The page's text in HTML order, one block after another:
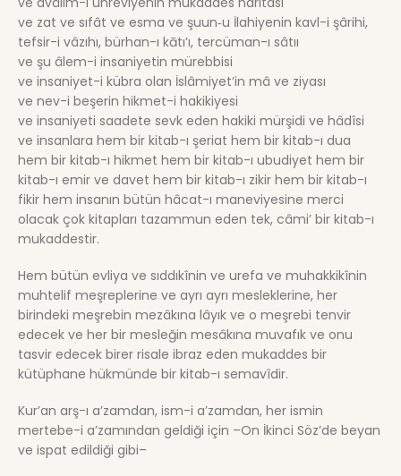
ve zat ve sıfât ve esma ve şuun‑u İlahiyenin kavl-i şârihi,
tefsir-i vâzıhı, bürhan-ı kātı’ı, tercüman-ı sâtıı
ve şu âlem-i insaniyetin mürebbisi
ve insaniyet-i kübra olan İslâmiyet’in mâ ve ziyası
ve nev-i beşerin hikmet-i hakikiyesi
ve insaniyeti saadete sevk eden hakiki mürşidi ve hâdîsi
ve insanlara hem bir kitab-ı şeriat hem bir kitab-ı dua
hem bir kitab-ı hikmet hem bir kitab-ı ubudiyet hem bir
kitab-ı emir ve davet hem bir kitab-ı zikir hem bir kitab-ı
fikir hem insanın bütün hâcat-ı maneviyesine merci
olacak çok kitapları tazammun eden tek, câmi’ bir kitab-ı
mukaddestir.
Hem bütün evliya ve sıddıkînin ve urefa ve muhakkikînin
muhtelif meşreplerine ve ayrı ayrı mesleklerine, her
birindeki meşrebin mezâkına lâyık ve o meşrebi tenvir
edecek ve her bir mesleğin mesâkına muvafık ve onu
tasvir edecek birer risale ibraz eden mukaddes bir
kütüphane hükmünde bir kitab-ı semavîdir.
Kur’an arş-ı a’zamdan, ism-i a’zamdan, her ismin
mertebe-i a’zamından geldiği için –On İkinci Söz’de beyan
ve ispat edildiği gibi–